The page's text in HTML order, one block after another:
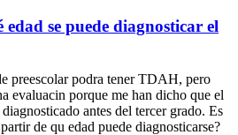
se puede diagnosticar el
preescolar podra tener TDAH, pero
evaluacin porque me han dicho que el
antes del tercer grado. Es
de qu edad puede diagnosticarse?